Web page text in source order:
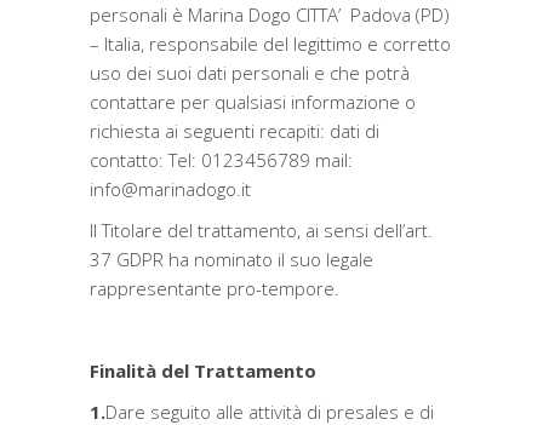
personali è Marina Dogo CITTA’ Padova (PD)
– Italia, responsabile del legittimo e corretto
uso dei suoi dati personali e che potrà
contattare per qualsiasi informazione o
richiesta ai seguenti recapiti: dati di
contatto: Tel: 0123456789 mail:
info@marinadogo.it
Il Titolare del trattamento, ai sensi dell’art.
37 GDPR ha nominato il suo legale
rappresentante pro-tempore.
Finalità del Trattamento
1.Dare seguito alle attività di presales e di